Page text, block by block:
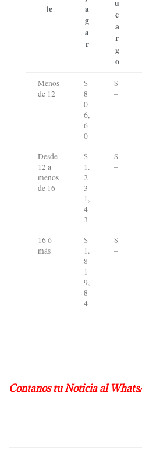
te
a
g
a
r
u
c
a
r
g
o
Menos
de 12
$
8
0
6,
6
0
$
–
Desde
12 a
menos
de 16
$
1.
2
3
1,
4
3
$
–
16 ó
más
$
1.
8
1
9,
8
4
$
–
Contanos tu Noticia al